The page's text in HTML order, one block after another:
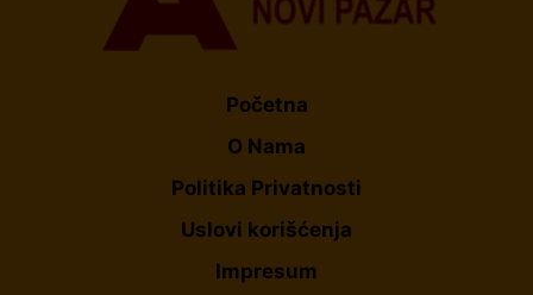
Početna
O Nama
Politika Privatnosti
Uslovi korišćenja
Impresum